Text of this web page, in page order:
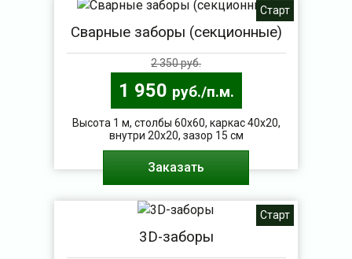
Старт
Сварные заборы (секционные)
2 350 руб.
1 950 руб./п.м.
Высота 1 м, столбы 60х60, каркас 40х20,
внутри 20х20, зазор 15 см
Заказать
Старт
3D-заборы